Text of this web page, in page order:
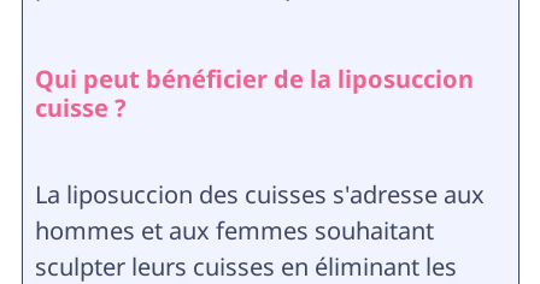
Qui peut bénéficier de la liposuccion
cuisse ?
La liposuccion des cuisses s'adresse aux
hommes et aux femmes souhaitant
sculpter leurs cuisses en éliminant les